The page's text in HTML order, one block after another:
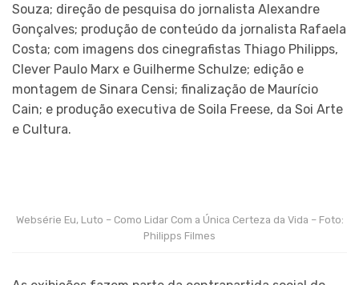
Souza; direção de pesquisa do jornalista Alexandre
Gonçalves; produção de conteúdo da jornalista Rafaela
Costa; com imagens dos cinegrafistas Thiago Philipps,
Clever Paulo Marx e Guilherme Schulze; edição e
montagem de Sinara Censi; finalização de Maurício
Cain; e produção executiva de Soila Freese, da Soi Arte
e Cultura.
Websérie Eu, Luto – Como Lidar Com a Única Certeza da Vida – Foto:
Philipps Filmes